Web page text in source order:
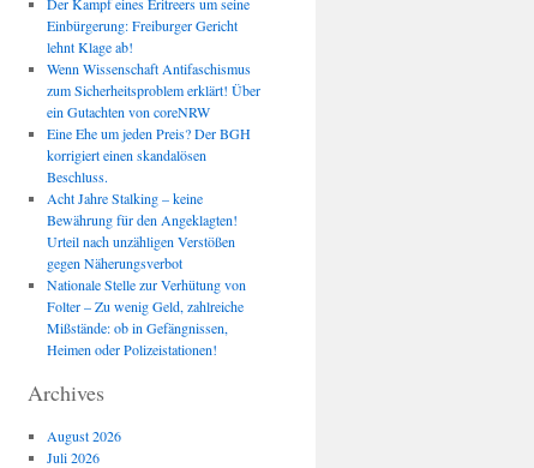
Einbürgerung: Freiburger Gericht
lehnt Klage ab!
Wenn Wissenschaft Antifaschismus
zum Sicherheitsproblem erklärt! Über
ein Gutachten von coreNRW
Eine Ehe um jeden Preis? Der BGH
korrigiert einen skandalösen
Beschluss.
Acht Jahre Stalking – keine
Bewährung für den Angeklagten!
Urteil nach unzähligen Verstößen
gegen Näherungsverbot
Nationale Stelle zur Verhütung von
Folter – Zu wenig Geld, zahlreiche
Mißstände: ob in Gefängnissen,
Heimen oder Polizeistationen!
Archives
August 2026
Juli 2026